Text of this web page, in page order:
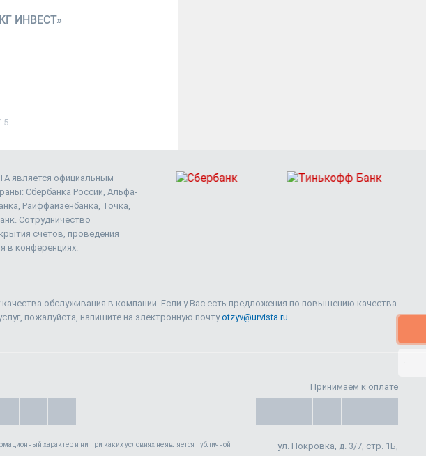
ИНВЕСТ»
5
является официальным
Сбербанка России, Альфа-
Райффайзенбанка, Точка,
Сотрудничество
счетов, проведения
в конференциях.
обслуживания в компании. Если у Вас есть предложения по повышению качества
пожалуйста, напишите на электронную почтуotzyv@urvista.ru.
Принимаем к оплате
ул. Покровка, д. 3/7, стр. 1Б,
характер и ни при каких условиях не является публичной